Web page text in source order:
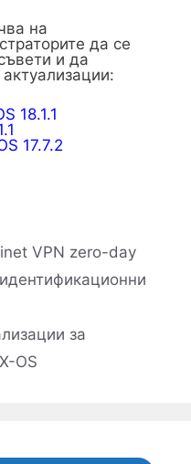
на
да се
и да
18.1.1
17.7.2
VPN zero-day
за
OS